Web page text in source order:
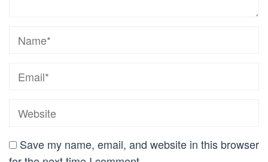
Save my name, email, and website in this browser